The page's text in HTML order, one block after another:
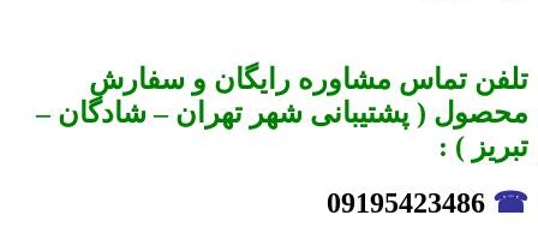
تلفن تماس مشاوره رایگان و سفارش
محصول ( پشتیبانی شهر تهران – شادگان –
تبریز ) :
☎